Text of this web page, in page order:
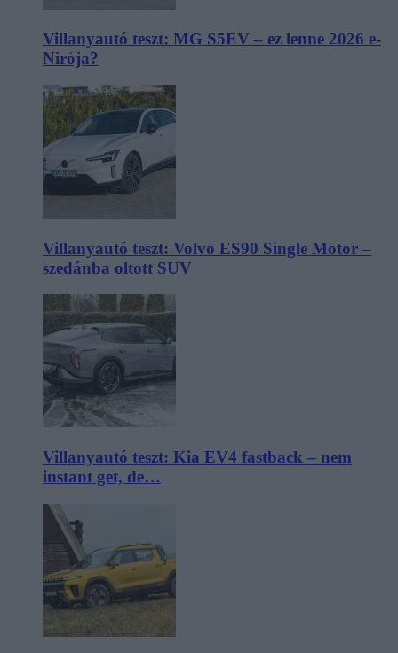
Villanyautó teszt: MG S5EV – ez lenne 2026 e-
Nirója?
Villanyautó teszt: Volvo ES90 Single Motor –
szedánba oltott SUV
Villanyautó teszt: Kia EV4 fastback – nem
instant get, de…